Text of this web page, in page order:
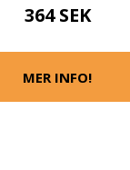
364 SEK
MER INFO!